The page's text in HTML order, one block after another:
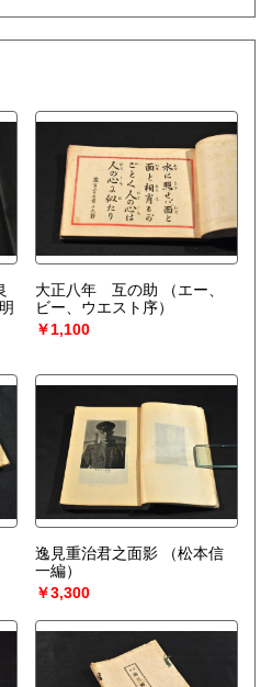
大正八年 互の助
（エー、
ビー、ウエスト序）
￥1,100
逸見重治君之面影
（松本信
一編）
￥3,300